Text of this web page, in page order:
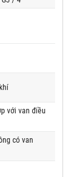
với van điều
có van